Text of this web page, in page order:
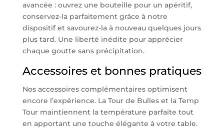
avancée : ouvrez une bouteille pour un apéritif,
conservez-la parfaitement grâce à notre
dispositif et savourez-la à nouveau quelques jours
plus tard. Une liberté inédite pour apprécier
chaque goutte sans précipitation.
Accessoires et bonnes pratiques
Nos accessoires complémentaires optimisent
encore l’expérience. La Tour de Bulles et la Temp
Tour maintiennent la température parfaite tout
en apportant une touche élégante à votre table.